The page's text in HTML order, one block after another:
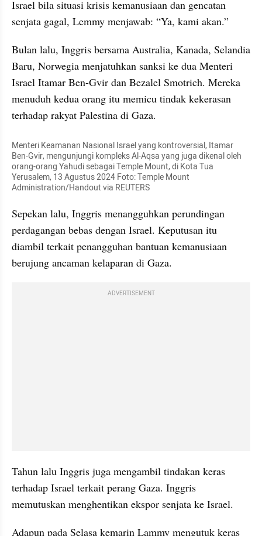
Israel bila situasi krisis kemanusiaan dan gencatan
senjata gagal, Lemmy menjawab: “Ya, kami akan.”
Bulan lalu, Inggris bersama Australia, Kanada, Selandia
Baru, Norwegia menjatuhkan sanksi ke dua Menteri
Israel Itamar Ben-Gvir dan Bezalel Smotrich. Mereka
menuduh kedua orang itu memicu tindak kekerasan
terhadap rakyat Palestina di Gaza.
Menteri Keamanan Nasional Israel yang kontroversial, Itamar
Ben-Gvir, mengunjungi kompleks Al-Aqsa yang juga dikenal oleh
orang-orang Yahudi sebagai Temple Mount, di Kota Tua
Yerusalem, 13 Agustus 2024 Foto: Temple Mount
Administration/Handout via REUTERS
Sepekan lalu, Inggris menangguhkan perundingan
perdagangan bebas dengan Israel. Keputusan itu
diambil terkait penangguhan bantuan kemanusiaan
berujung ancaman kelaparan di Gaza.
ADVERTISEMENT
Tahun lalu Inggris juga mengambil tindakan keras
terhadap Israel terkait perang Gaza. Inggris
memutuskan menghentikan ekspor senjata ke Israel.
Adapun pada Selasa kemarin Lammy mengutuk keras